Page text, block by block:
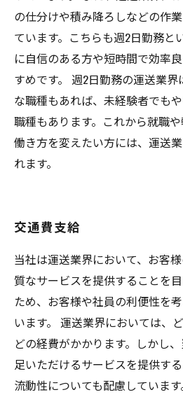
の仕分けや積み降ろしなどの作
ています。こちらも週2日勤務と
に自信のある方や短時間で効率
すめです。 週2日勤務の運送業
な職種もあれば、未経験者でも
職種もあります。これから就職や
働き方を変えたい方には、運送
れます。
交通費支給
当社は運送業界において、お客
質なサービスを提供することを
ため、お客様や社員の利便性を
います。 運送業界においては、
どの経費がかかります。しかし
足いただけるサービスを提供す
流動性についても配慮していま